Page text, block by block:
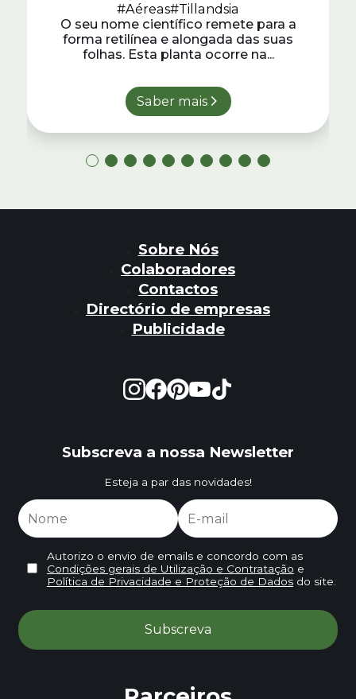
#Aéreas#Tillandsia
O seu nome científico remete para a
forma retilínea e alongada das suas
folhas. Esta planta ocorre na...
Saber mais
Sobre Nós
Colaboradores
Contactos
Directório de empresas
Publicidade
Subscreva a nossa Newsletter
Esteja a par das novidades!
Autorizo o envio de emails e concordo com as
Condições gerais de Utilização e Contratação e
Política de Privacidade e Proteção de Dadosdo site.